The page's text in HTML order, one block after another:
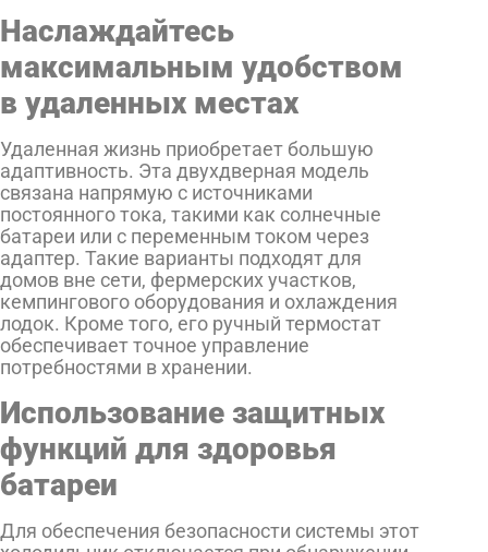
Наслаждайтесь
максимальным удобством
в удаленных местах
Удаленная жизнь приобретает большую
адаптивность. Эта двухдверная модель
связана напрямую с источниками
постоянного тока, такими как солнечные
батареи или с переменным током через
адаптер. Такие варианты подходят для
домов вне сети, фермерских участков,
кемпингового оборудования и охлаждения
лодок. Кроме того, его ручный термостат
обеспечивает точное управление
потребностями в хранении.
Использование защитных
функций для здоровья
батареи
Для обеспечения безопасности системы этот